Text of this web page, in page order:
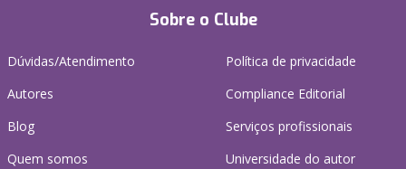
Sobre o Clube
Dúvidas/Atendimento
Autores
Blog
Quem somos
Política de privacidade
Compliance Editorial
Serviços profissionais
Universidade do autor